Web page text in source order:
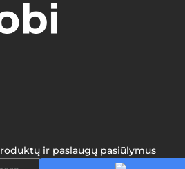
ir paslaugų pasiūlymus